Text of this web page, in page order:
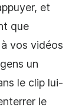
et
que
vos vidéos
un
le clip lui-
le